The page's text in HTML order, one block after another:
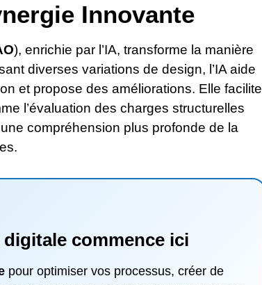
Innovante
), enrichie par l’IA, transforme la manière
diverses variations de design, l’IA aide
et propose des améliorations. Elle facilite
l’évaluation des charges structurelles
compréhension plus profonde de la
commence ici
pour optimiser vos processus, créer de